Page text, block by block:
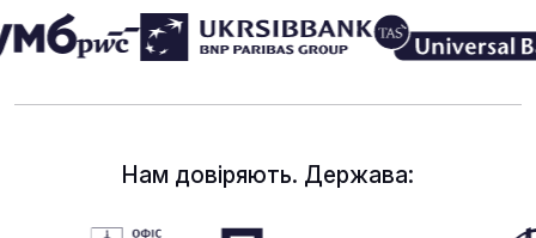
Нам довіряють. Держава: